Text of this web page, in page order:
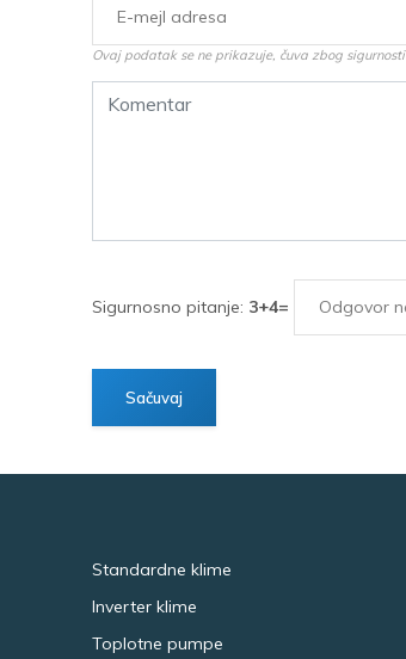
Ovaj podatak se ne prikazuje, čuva zbog sigurnosti
Sigurnosno pitanje: 3+4=
Standardne klime
Inverter klime
Toplotne pumpe